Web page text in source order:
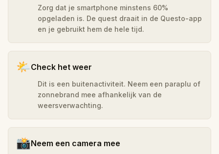
Zorg dat je smartphone minstens 60%
opgeladen is. De quest draait in de Questo-app
en je gebruikt hem de hele tijd.
🌤️Check het weer
Dit is een buitenactiviteit. Neem een paraplu of
zonnebrand mee afhankelijk van de
weersverwachting.
📸Neem een camera mee